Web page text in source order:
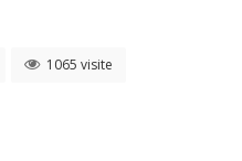
1065 visite